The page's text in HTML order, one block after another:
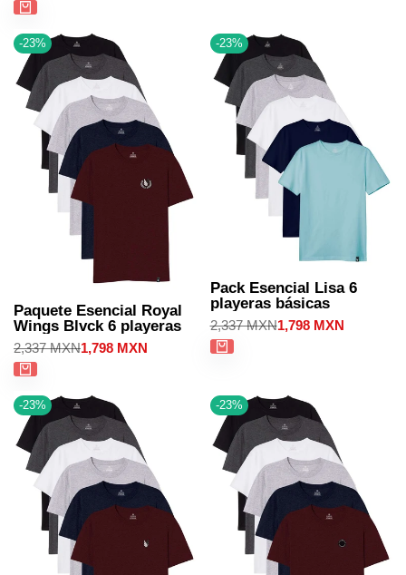
-23%
Paquete Esencial Royal
Wings Blvck 6 playeras
Precio
regular
2,337 MXNPrecio
1,798 MXN
-23%
Pack Esencial Lisa 6
playeras básicas
Precio
regular
2,337 MXNPrecio
1,798 MXN
-23% -23%